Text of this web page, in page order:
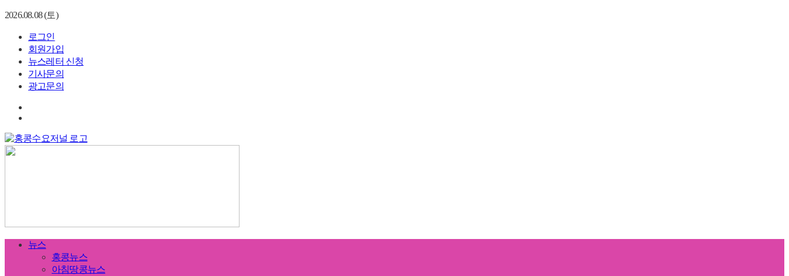
2026.08.08 (토)
로그인
회원가입
뉴스레터 신청
기사문의
광고문의
뉴스
홍콩뉴스
아침땅콩뉴스